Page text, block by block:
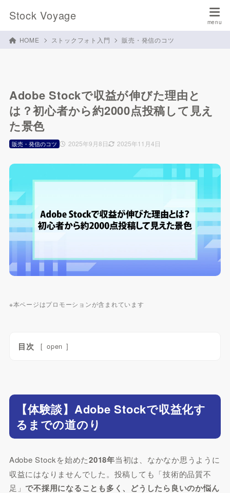
Stock Voyage
HOME ストックフォト入門 販売・発信のコツ
Adobe Stockで収益が伸びた理由と
は？初心者から約2000点投稿して見え
た景色
2025年9月8日 2025年11月4日
販売・発信のコツ
※本ページはプロモーションが含まれています
目次 [ open ]
【体験談】Adobe Stockで収益化す
るまでの道のり
Adobe Stockを始めた2018年当初は、なかなか思うように
収益にはなりませんでした。投稿しても「技術的品質不
足」 で不採用になることも多く、どうしたら良いのか悩ん